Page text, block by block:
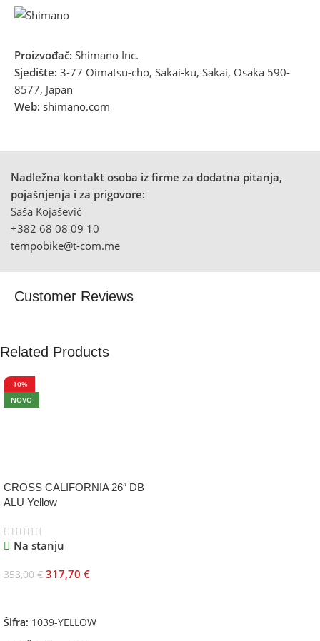
Proizvođač: Shimano Inc.
Sjedište: 3-77 Oimatsu-cho, Sakai-ku, Sakai, Osaka 590-
8577, Japan
Web: shimano.com
Nadležna kontakt osoba iz firme za dodatna pitanja,
pojašnjenja i za prigovore:
Saša Kojašević
+382 68 08 09 10
tempobike@t-com.me
Customer Reviews
Related Products
-10%
NOVO
CROSS CALIFORNIA 26″ DB
ALU Yellow
Na stanju
353,00€ 317,70 €
Šifra: 1039-YELLOW